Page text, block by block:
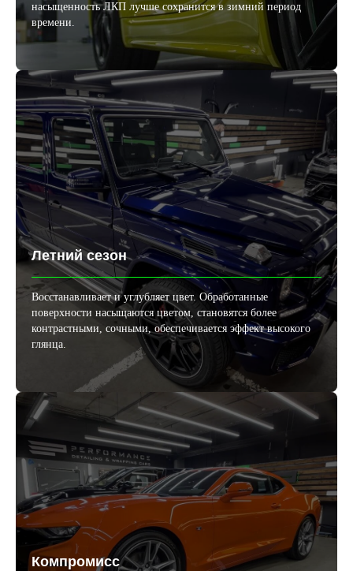
насыщенность ЛКП лучше сохранится в зимний период
времени.
Летний сезон
Восстанавливает и углубляет цвет. Обработанные
поверхности насыщаются цветом, становятся более
контрастными, сочными, обеспечивается эффект высокого
глянца.
Компромисс